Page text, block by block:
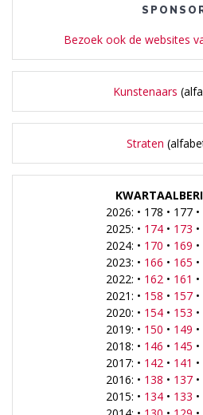
Bezoek ook de websites
Kunstenaars
Straten
2026: • 178 • 177 •
2025: • 174• 173 •
2024: • 170 • 169 •
2023: • 166 • 165 •
2022: • 162 • 161 •
2021: • 158 • 157•
2020: • 154• 153 •
2019: • 150 • 149 •
2018: • 146 • 145 •
2017: • 142 • 141 •
2016: • 138 • 137•
2015: • 134• 133 •